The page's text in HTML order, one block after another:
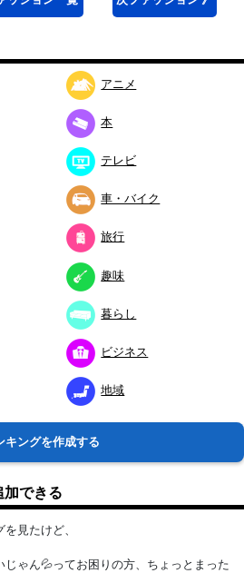
アニメ
本
テレビ
車・バイク
旅行
趣味
暮らし
ビジネス
地域
キングを作成する
加できる
見たけど、
ゃん💦ってお困りの方、ちょっとまった